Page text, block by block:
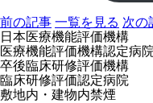
前の記事 一覧を見る 次の
日本医療機能評価機構
医療機能評価機構認定病院
卒後臨床研修評価機構
臨床研修評価認定病院
敷地内・建物内禁煙